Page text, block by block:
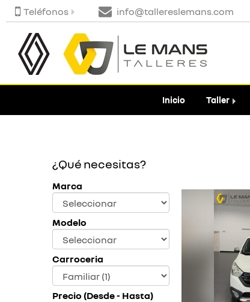
Teléfonos info@tallereslemans.com
Inicio Taller
¿Qué necesitas?
Marca
Modelo
Carroceria
Precio (Desde - Hasta)